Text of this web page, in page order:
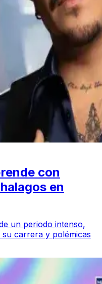
con
en
un periodo intenso,
carrera y polémicas